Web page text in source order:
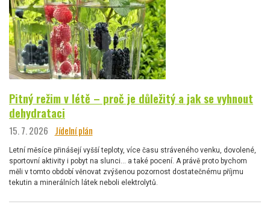
Pitný režim v létě – proč je důležitý a jak se vyhnout
dehydrataci
15. 7. 2026 Jídelní plán
Letní měsíce přinášejí vyšší teploty, více času stráveného venku, dovolené,
sportovní aktivity i pobyt na slunci… a také pocení. A právě proto bychom
měli v tomto období věnovat zvýšenou pozornost dostatečnému příjmu
tekutin a minerálních látek neboli elektrolytů.